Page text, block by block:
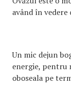
având în
Un mic dejun
energie, pentru
oboseala pe